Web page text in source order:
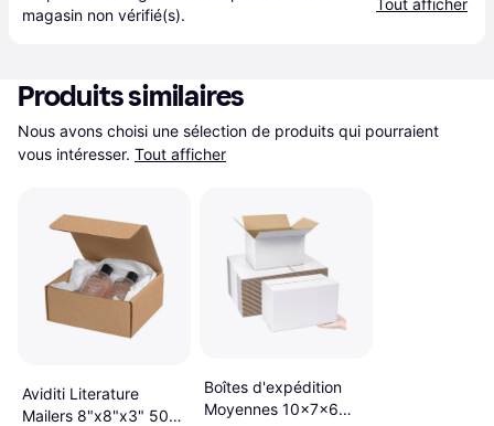
magasin non vérifié(s).
Tout afficher
Produits similaires
Nous avons choisi une sélection de produits qui pourraient
vous intéresser. Tout afficher
Aviditi Literature
Mailers 8"x8"x3" 50-
Boîtes d'expédition
Moyennes 10x7x6